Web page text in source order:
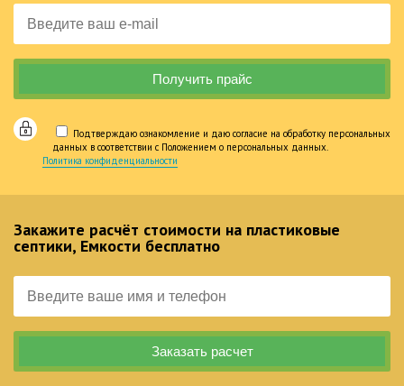
Подтверждаю ознакомление и даю согласие на обработку персональных
данных в соответствии с Положением о персональных данных.
Политика конфиденциальности
Закажите расчёт стоимости на пластиковые
септики, Емкости бесплатно